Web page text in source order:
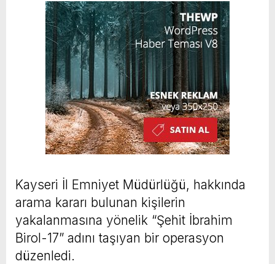
Kayseri İl Emniyet Müdürlüğü, hakkında
arama kararı bulunan kişilerin
yakalanmasına yönelik “Şehit İbrahim
Birol-17” adını taşıyan bir operasyon
düzenledi.